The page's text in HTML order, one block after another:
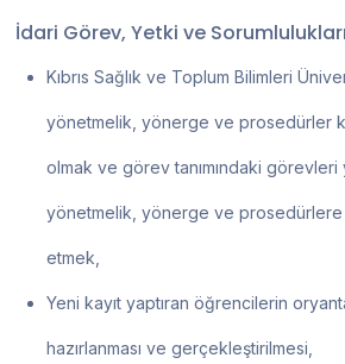
İdari Görev, Yetki ve Sorumlulukları
Kıbrıs Sağlık ve Toplum Bilimleri
yönetmelik, yönerge ve prosedürler
olmak ve görev tanımındaki
yönetmelik, yönerge ve
etmek,
Yeni kayıt yaptıran öğrencilerin
hazırlanması ve gerçekleştirilmesi,